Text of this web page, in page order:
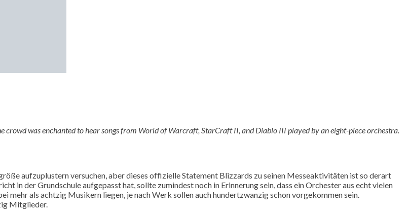
was enchanted to hear songs from World of Warcraft, StarCraft II, and Diablo III played by an eight-piece orchestra.
aufzuplustern versuchen, aber dieses offizielle Statement Blizzards zu seinen Messeaktivitäten ist so derart
in der Grundschule aufgepasst hat, sollte zumindest noch in Erinnerung sein, dass ein Orchester aus echt vielen
mehr als achtzig Musikern liegen, je nach Werk sollen auch hundertzwanzig schon vorgekommen sein.
Mitglieder.